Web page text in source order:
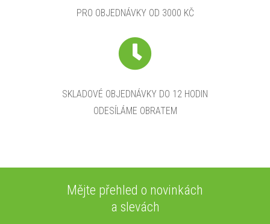
PRO OBJEDNÁVKY OD 3000 KČ
SKLADOVÉ OBJEDNÁVKY DO 12 HODIN
ODESÍLÁME OBRATEM
Mějte přehled o novinkách
a slevách